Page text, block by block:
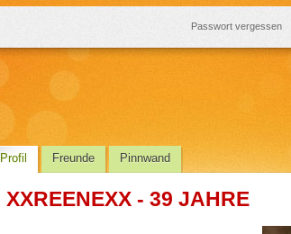
Passwort vergessen
Profil Freunde Pinnwand
XXREENEXX - 39 JAHRE